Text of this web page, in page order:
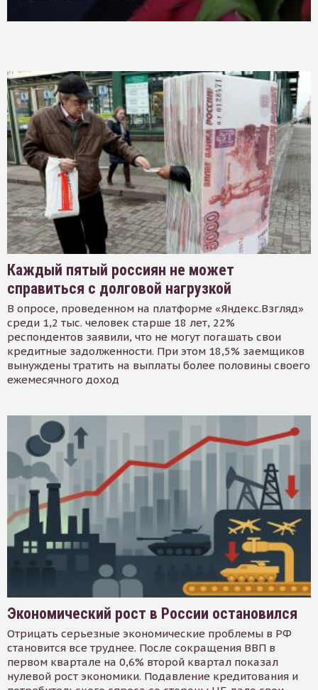
Каждый пятый россиян не может
справиться с долговой нагрузкой
В опросе, проведенном на платформе «Яндекс.Взгляд»
среди 1,2 тыс. человек старше 18 лет, 22%
респондентов заявили, что не могут погашать свои
кредитные задолженности. При этом 18,5% заемщиков
вынуждены тратить на выплаты более половины своего
ежемесячного доход
Экономический рост в России остановился
Отрицать серьезные экономические проблемы в РФ
становится все труднее. После сокращения ВВП в
первом квартале на 0,6% второй квартал показал
нулевой рост экономики. Подавление кредитования и